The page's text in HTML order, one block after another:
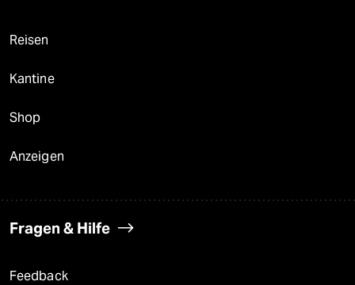
Reisen
Kantine
Shop
Anzeigen
Fragen & Hilfe
Feedback